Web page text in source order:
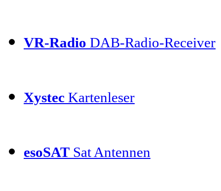
VR-Radio DAB-Radio-Receiver
Xystec Kartenleser
esoSAT Sat Antennen